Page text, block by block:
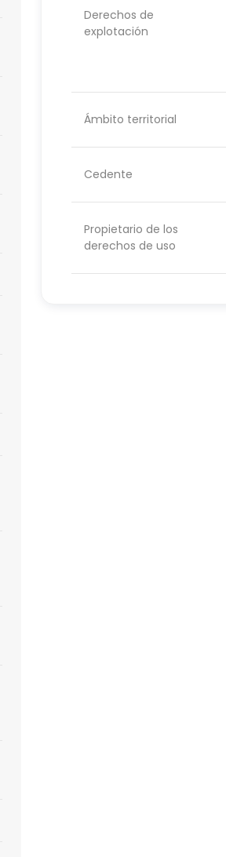
Derechos de
explotación
Ámbito territorial
Cedente
Propietario de los
derechos de uso